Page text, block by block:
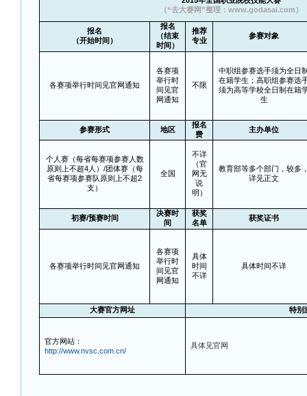
（“去大赛网”整理：www.godasai.com）
报名
（开始时间）
报名
（结束
时间）
推荐
专业
参赛对象
各赛项举行时间见官网通知
各赛项
举行时
间见官
网通知
不限
中职组参赛选手须为全日
在籍学生；高职组参赛选
须为高等学校全日制在籍
生
参赛形式 地区
报名
费
主办单位
个人赛（每省每赛项参赛人数
原则上不超4人）/团体赛（每
省每赛项参赛队原则上不超2
支）
全国
不详
（官
网无
说
明）
教育部等多个部门，较多
详见正文
初赛/预赛时间
决赛时
间
获奖
名单
获奖证书
各赛项举行时间见官网通知
各赛项
举行时
间见官
网通知
具体
时间
不详
具体时间不详
大赛官方网址 特别
官方网站：
http://www.nvsc.com.cn/
具体见官网